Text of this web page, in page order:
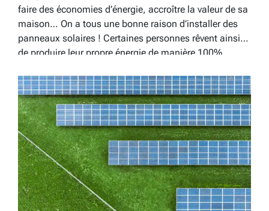
faire des économies d’énergie, accroître la valeur de sa
maison… On a tous une bonne raison d’installer des
panneaux solaires ! Certaines personnes rêvent ainsi
de produire leur propre énergie de manière 100%
toucher des aides de l’État lors…